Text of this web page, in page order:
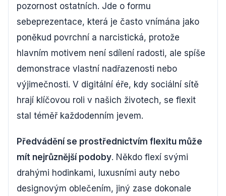
pozornost ostatních. Jde o formu
sebeprezentace, která je často vnímána jako
poněkud povrchní a narcistická, protože
hlavním motivem není sdílení radosti, ale spíše
demonstrace vlastní nadřazenosti nebo
výjimečnosti. V digitální éře, kdy sociální sítě
hrají klíčovou roli v našich životech, se flexit
stal téměř každodenním jevem.
Předvádění se prostřednictvím flexitu může
mít nejrůznější podoby. Někdo flexí svými
drahými hodinkami, luxusními auty nebo
designovým oblečením, jiný zase dokonale